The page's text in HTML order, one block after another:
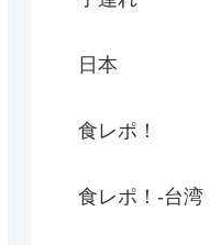
日本
食レポ！
食レポ！-台湾